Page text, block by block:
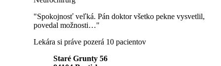
"Spokojnosť veľká. Pán doktor všetko pekne vysvetlil,
povedal možnosti…"
Lekára si práve pozerá 10 pacientov
Staré Grunty 56